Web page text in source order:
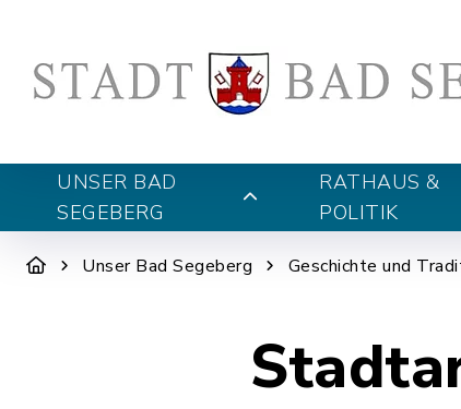
UNSER BAD
SEGEBERG
RATHAUS &
POLITIK
Unser Bad Segeberg Geschichte und